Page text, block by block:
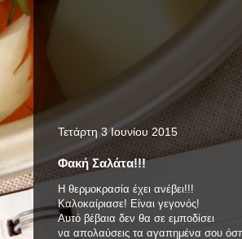
Τετάρτη 3 Ιουνίου 2015
Φακή Σαλάτα!!!
Η θερμοκρασία έχει ανέβει!!!
Καλοκαίριασε! Είναι γεγονός!
Αυτό βέβαια δεν θα σε εμποδίσει
να απολαύσεις τα αγαπημένα σου